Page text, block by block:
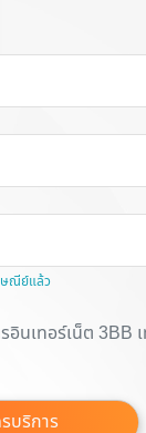
ษณีย์แล้ว
นเทอร์เน็ต 3BB
บริการ